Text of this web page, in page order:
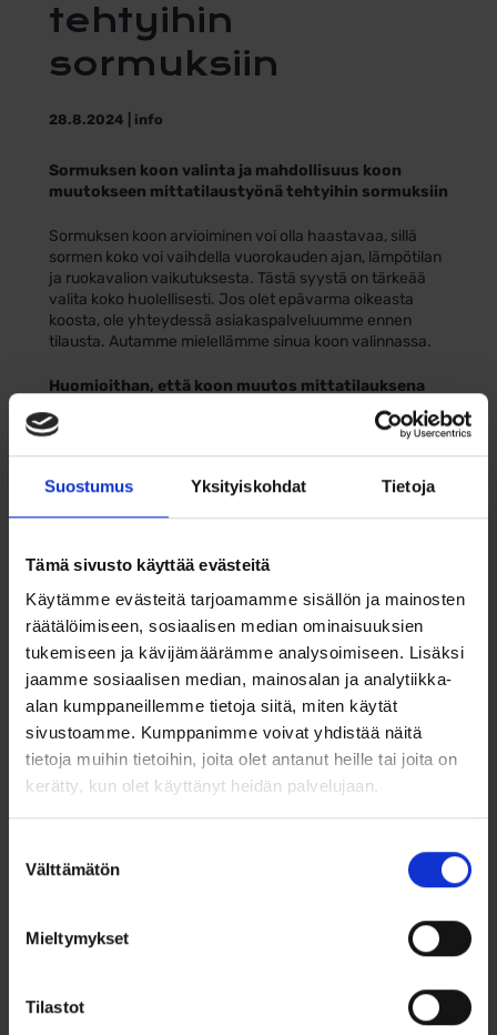
Suostumus Yksityiskohdat Tietoja
Tämä sivusto käyttää evästeitä
Käytämme evästeitä tarjoamamme sisällön ja mainosten
räätälöimiseen, sosiaalisen median ominaisuuksien
tukemiseen ja kävijämäärämme analysoimiseen. Lisäksi
jaamme sosiaalisen median, mainosalan ja analytiikka-
alan kumppaneillemme tietoja siitä, miten käytät
sivustoamme. Kumppanimme voivat yhdistää näitä
tietoja muihin tietoihin, joita olet antanut heille tai joita on
kerätty, kun olet käyttänyt heidän palvelujaan.
valinta
Välttämätön
Mieltymykset
Tilastot
tehtyihin
sormuksiin
28.8.2024 | info
Sormuksen koon valinta ja mahdollisuus koon
muutokseen mittatilaustyönä tehtyihin sormuksiin
Sormuksen koon arvioiminen voi olla haastavaa, sillä
sormen koko voi vaihdella vuorokauden ajan, lämpötilan
ja ruokavalion vaikutuksesta. Tästä syystä on tärkeää
valita koko huolellisesti. Jos olet epävarma oikeasta
koosta, ole yhteydessä asiakaspalveluumme ennen
tilausta. Autamme mielellämme sinua koon valinnassa.
Huomioithan, että koon muutos mittatilauksena
vaihtoprosessiin kuluu noin 2-3 viikkoa, sillä
Jos tilasit sormuksen verkkokaupastamme ja huomaat,
että koko ei ole sopiva, tarjoamme mahdollisuuden koon
mittatilaustyönä valmistetulla sormuksella ei ole
palautusoikeutta, mutta kokoa voi muuttaa 14
vuorokauden sisällä sormuksen toimituksesta, mikäli
sormus on käyttämätön eikä sitä ole kaiverrettu. Ole
prosessissa ja autamme valitsemaan oikean koon.
Koon muutos on mahdollista seuraaville
mittatilaustyönä valmistetuille sormuksille:
(Hinnat koskevat vain niitä sormuksia joiden yhteydessä
on linkki näihin ohjeisiin.)
Valkokultaiset sormukset 69€
Platinasormukset 99€
Zirkonium, hiilikuitusormukset ja sormukset jotka